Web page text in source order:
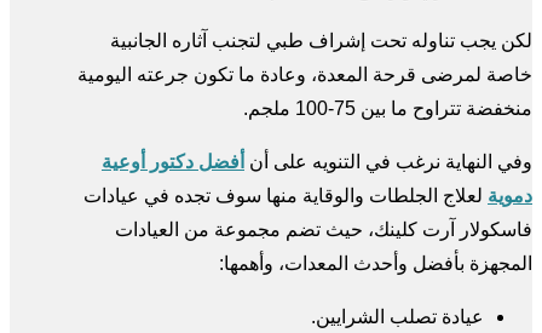
لكن يجب تناوله تحت إشراف طبي لتجنب آثاره الجانبية
خاصة لمرضى قرحة المعدة، وعادة ما تكون جرعته اليومية
منخفضة تتراوح ما بين 75-100 ملجم.
وفي النهاية نرغب في التنويه على أن أفضل دكتور أوعية
دموية لعلاج الجلطات والوقاية منها سوف تجده في عيادات
فاسكولار آرت كلينك، حيث تضم مجموعة من العيادات
المجهزة بأفضل وأحدث المعدات، وأهمها:
عيادة تصلب الشرايين.